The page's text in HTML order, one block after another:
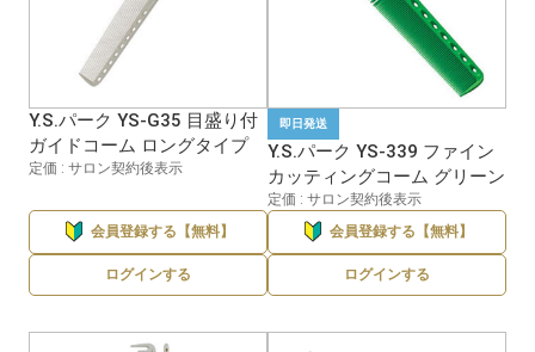
Y.S.パーク YS-G35 目盛り付
ガイドコーム ロングタイプ
定価 : サロン契約後表示
会員登録する【無料】
ログインする
即日発送
Y.S.パーク YS-339 ファイン
カッティングコーム グリーン
定価 : サロン契約後表示
会員登録する【無料】
ログインする